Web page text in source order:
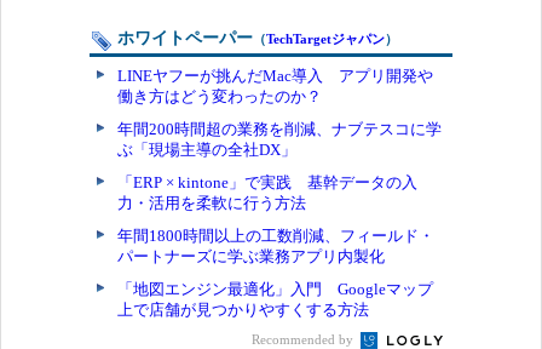
ホワイトペーパー （TechTargetジャパン）
LINEヤフーが挑んだMac導入 アプリ開発や
働き方はどう変わったのか？
年間200時間超の業務を削減、ナブテスコに学
ぶ「現場主導の全社DX」
「ERP × kintone」で実践 基幹データの入
力・活用を柔軟に行う方法
年間1800時間以上の工数削減、フィールド・
パートナーズに学ぶ業務アプリ内製化
「地図エンジン最適化」入門 Googleマップ
上で店舗が見つかりやすくする方法
Recommended by